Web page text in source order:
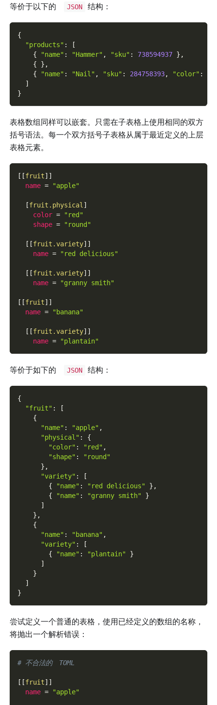
等价于以下的 JSON 结构：
{
"products" :
[
{
"name" : "Hammer" , "sku" : 738594937 } ,
{
} ,
{
"name" : "Nail" , "sku" : 284758393, "color" :
]
}
表格数组同样可以嵌套。只需在子表格上使用相同的双方
括号语法。每一个双方括号子表格从属于最近定义的上层
表格元素。
[ [fruit] ]
name = "apple"
[fruit.physical ]
color =
"red"
shape = "round"
[ [fruit.variety] ]
name = "red delicious"
[ [fruit.variety] ]
name = "granny smith"
[ [fruit] ]
name = "banana"
[ [fruit.variety] ]
name = "plantain"
等价于如下的 JSON 结构：
{
"fruit" :
[
{
"name" : "apple" ,
"physical" :
{
"color" : "red" ,
"shape" :
"round"
} ,
"variety" :
[
{
"name" : "red delicious" } ,
{
"name" : "granny smith"
}
]
} ,
{
"name" : "banana" ,
"variety" :
[
{
"name" : "plantain"
}
]
}
]
}
尝试定义一个普通的表格，使用已经定义的数组的名称，
将抛出一个解析错误：
# 不合法的　TOML
[ [fruit] ]
name = "apple"